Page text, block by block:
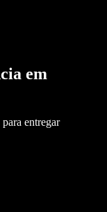
em
entregar